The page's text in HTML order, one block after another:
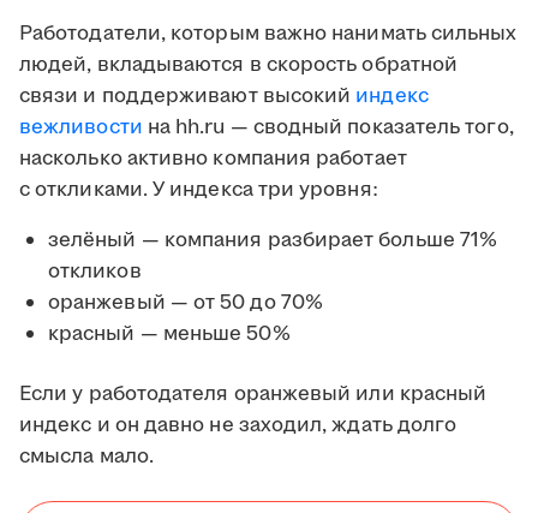
Работодатели, которым важно нанимать сильных
людей, вкладываются в скорость обратной
связи и поддерживают высокий индекс
вежливости на hh.ru — сводный показатель того,
насколько активно компания работает
с откликами. У индекса три уровня:
зелёный — компания разбирает больше 71%
откликов
оранжевый — от 50 до 70%
красный — меньше 50%
Если у работодателя оранжевый или красный
индекс и он давно не заходил, ждать долго
смысла мало.